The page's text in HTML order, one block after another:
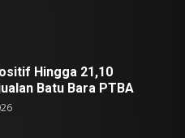
Hingga 21,10
Batu Bara PTBA